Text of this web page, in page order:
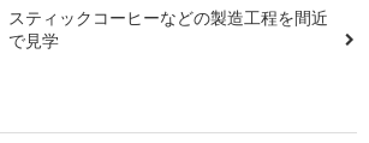
スティックコーヒーなどの製造工程を間近
で見学